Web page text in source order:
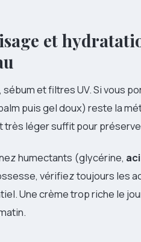
et
et filtres UV. Si vous
puis gel doux) reste la
très léger suffit pour
humectants (glycérine,
vérifiez toujours les
Une crème trop riche le